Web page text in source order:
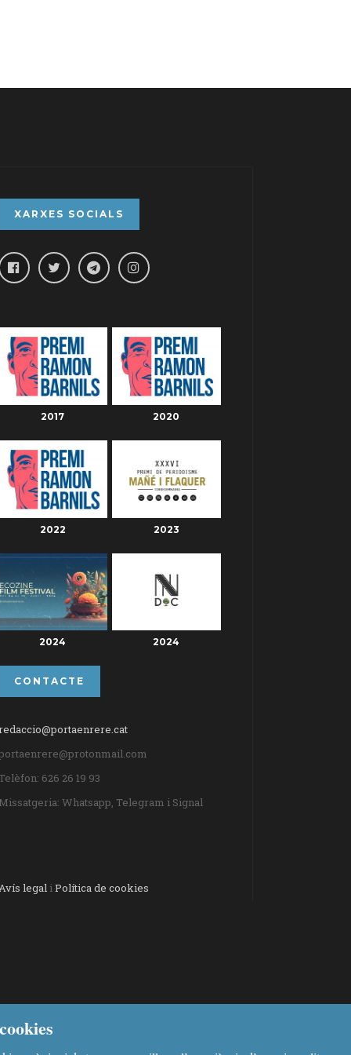
XARXES SOCIALS
2017 2020
2022 2023
2024 2024
CONTACTE
Telèfon: 626 26 19 93
Missatgeria: Whatsapp, Telegram i Signal
legaliPolítica de cookies